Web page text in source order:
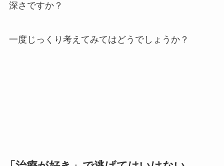
深さですか？
一度じっくり考えてみてはどうでしょうか？